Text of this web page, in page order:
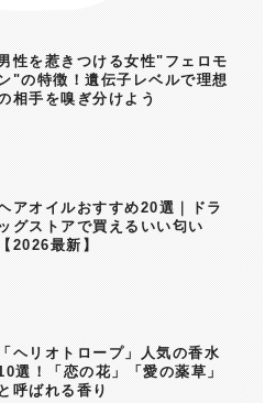
性を惹きつける女性"フェロモ
"の特徴！遺伝子レベルで理想
相手を嗅ぎ分けよう
アオイルおすすめ20選｜ドラ
ッグストアで買えるいい匂い
【2026最新】
「ヘリオトロープ」人気の香水
選！「恋の花」「愛の薬草」
と呼ばれる香り